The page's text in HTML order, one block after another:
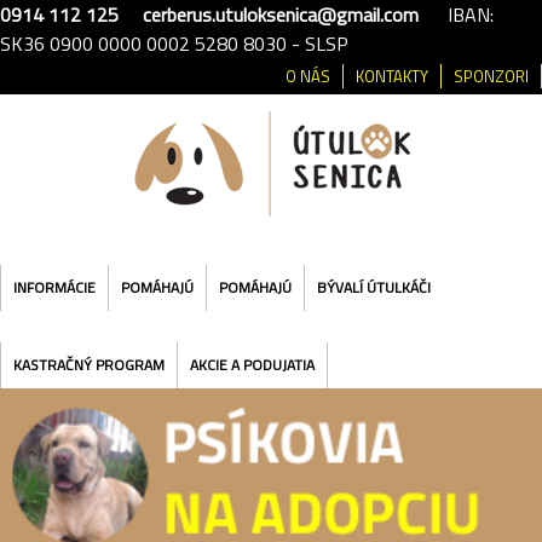
0914 112 125 cerberus.utuloksenica@gmail.com IBAN:
SK36 0900 0000 0002 5280 8030 - SLSP
SPONZORI
KONTAKTY
O NÁS
INFORMÁCIE POMÁHAJÚ POMÁHAJÚ BÝVALÍ ÚTULKÁČI
KASTRAČNÝ PROGRAM AKCIE A PODUJATIA